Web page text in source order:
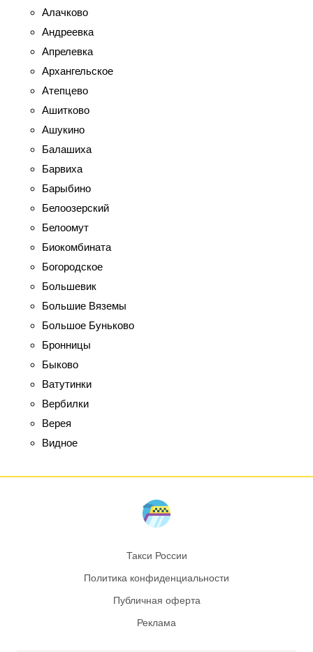
Алачково
Андреевка
Апрелевка
Архангельское
Атепцево
Ашитково
Ашукино
Балашиха
Барвиха
Барыбино
Белоозерский
Белоомут
Биокомбината
Богородское
Большевик
Большие Вяземы
Большое Буньково
Бронницы
Быково
Ватутинки
Вербилки
Верея
Видное
Такси России
Политика конфиденциальности
Публичная оферта
Реклама